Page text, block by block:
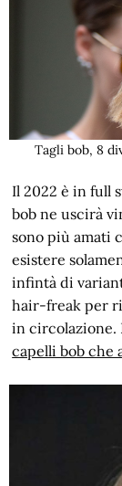
Tagli bob, 8
Il 2022 è in full
bob ne uscirà
sono più amati
esistere
infintà di
hair-freak per
in circolazione.
capelli bob che